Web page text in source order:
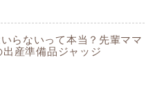
らないって本当？先輩ママ
産準備品ジャッジ